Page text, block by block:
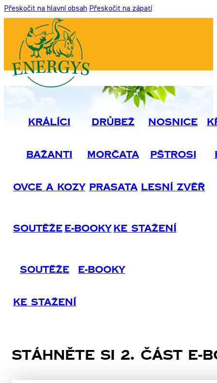
Přeskočit na hlavní obsah Přeskočit na zápatí
Králíci Drůbež Nosnice
Bažanti Morčata Pštrosi
Ovce A Kozy Prasata Lesní Zvěř
SoutěžeE-BookyKe Stažení
Soutěže E-Booky
Ke Stažení
Stáhněte si 2. část e-